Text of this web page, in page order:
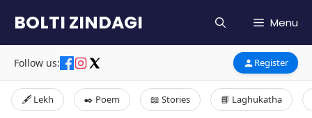
content
BOLTI ZINDAGI Menu
Follow us: Register
🖋️ Lekh ✒️ Poem 📖 Stories 📘 Laghukatha